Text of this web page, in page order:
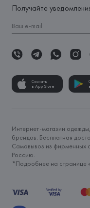
Получайте
Скачать
в App Store
Интернет-магазин
брендов. Бесплатная
Самовывоз из фирменных
Россию.
*Подробнее на странице «